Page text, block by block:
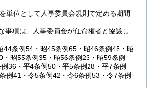
単位として人事委員会規則で定める期間
事項は、人事委員会が任命権者と協議し
条例54・昭45条例65・昭46条例45・昭
昭55条例35・昭56条例23・昭59条例
36・平4条例50・平5条例28・平7条例
例41・令5条例42・令6条例53・令7条例